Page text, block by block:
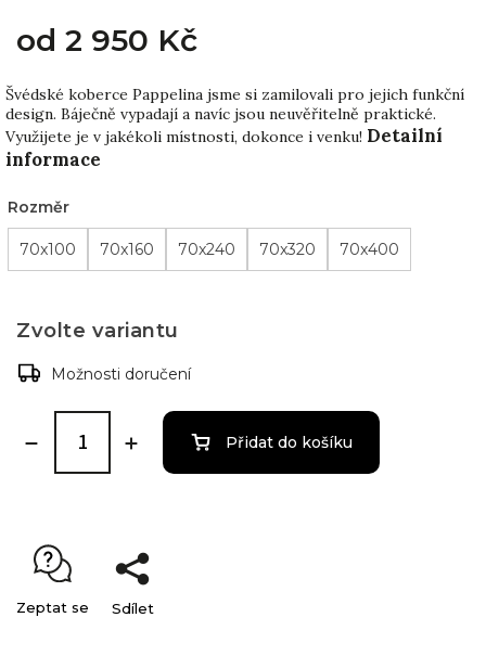
od 2 950 Kč
Švédské koberce Pappelina jsme si zamilovali pro jejich funkční
design. Báječně vypadají a navíc jsou neuvěřitelně praktické.
Využijete je v jakékoli místnosti, dokonce i venku! Detailní
informace
Rozměr
70x100 70x160 70x240 70x320 70x400
Zvolte variantu
Možnosti doručení
Přidat do košíku
Zeptat se Sdílet